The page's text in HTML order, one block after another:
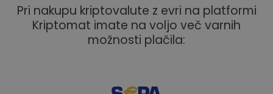
Pri nakupu kriptovalute z evri na platformi
Kriptomat imate na voljo več varnih
možnosti plačila: